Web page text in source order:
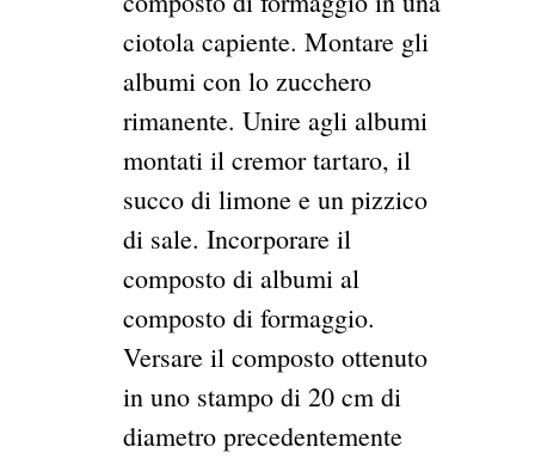
ciotola capiente. Montare gli
albumi con lo zucchero
rimanente. Unire agli albumi
montati il cremor tartaro, il
succo di limone e un pizzico
di sale. Incorporare il
composto di albumi al
composto di formaggio.
Versare il composto ottenuto
in uno stampo di 20 cm di
diametro precedentemente